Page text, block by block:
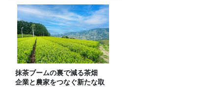
抹茶ブームの裏で減る茶畑
企業と農家をつなぐ新たな取